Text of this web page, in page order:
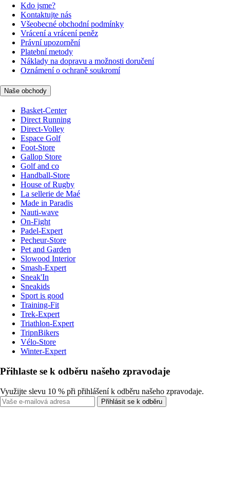
Kdo jsme?
Kontaktujte nás
Všeobecné obchodní podmínky
Vrácení a vrácení peněz
Právní upozornění
Platební metody
Náklady na dopravu a možnosti doručení
Oznámení o ochraně soukromí
Naše obchody
Basket-Center
Direct Running
Direct-Volley
Espace Golf
Foot-Store
Gallop Store
Golf and co
Handball-Store
House of Rugby
La sellerie de Maé
Made in Paradis
Nauti-wave
On-Fight
Padel-Expert
Pecheur-Store
Pet and Garden
Slowood Interior
Smash-Expert
Sneak'In
Sneakids
Sport is good
Training-Fit
Trek-Expert
Triathlon-Expert
TripnBikers
Vélo-Store
Winter-Expert
Přihlaste se k odběru našeho zpravodaje
Využijte slevu 10 % při přihlášení k odběru našeho zpravodaje.
Přihlásit se k odběru